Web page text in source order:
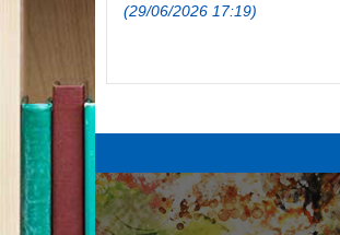
(29/06/2026 17:19)